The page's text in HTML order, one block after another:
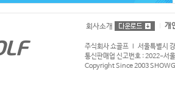
회사소개 개
주식회사 쇼골프 l 서울특별시
통신판매업 신고번호 : 2022-
Copyright Since 2003